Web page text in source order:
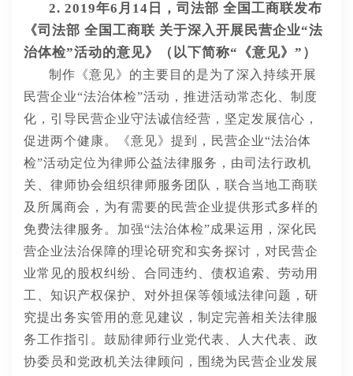
2. 2019年6 月 14 日， 司法部 全国工商联发布
《司法部 全国工商联 关于深入开展民营企业“法
治体检”活动的意见》
（以下简称“《意见》 ”）
制作 《意见》的主要目的是为了深入持续开展
民营企业“法治体检”活动，推进活动常态化、制度
化，引导民营企业守法诚信经营，坚定发展信心，
促进两个健康。
《意见》 提到，民营企业“法治体
检”活动定位为律师公益法律服务，由司法行政机
关、律师协会组织律师服务团队，联合当地工商联
及所属商会，为有需要的民营企业提供形式多样的
免费法律服务。 加强“法治体检”成果运用，深化民
营企业法治保障的理论研究和实务探讨，对民营企
业常见的股权纠纷、合同违约、债权追索、劳动用
工、知识产权保护、对外担保等领域法律问题，研
究提出务实管用的意见建议，制定完善相关法律服
务工作指引。鼓励律师行业党代表、人大代表、政
协委员和党政机关法律顾问，围绕为民营企业发展